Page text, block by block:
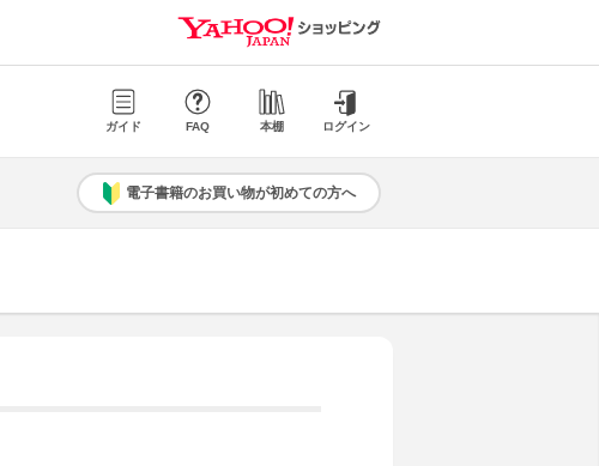
ガイド FAQ 本棚 ログイン
電子書籍のお買い物が初めての方へ